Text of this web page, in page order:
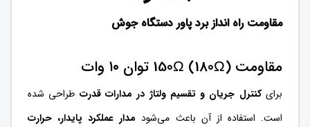
مقاومت راه انداز برد پاور دستگاه جوش
مقاومت 150Ω (180Ω) توان ۱۰ وات
برایکنترل جریان و تقسیم ولتاژ در مدارات قدرت طراحی شده
است. استفاده از آن باعث می‌شود مدار عملکرد پایدار، حرارت